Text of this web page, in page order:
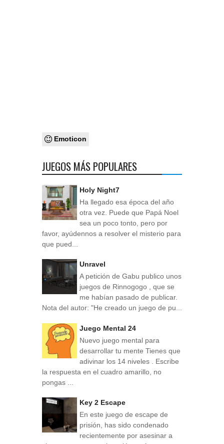
Emoticon
JUEGOS MÁS POPULARES
Holy Night7
Ha llegado esa época del año
otra vez. Puede que Papá Noel
sea un poco tonto, pero por
favor, ayúdennos a resolver el misterio para
que pued...
Unravel
A petición de Gabu publico unos
juegos de Rinnogogo , que se
me habían pasado de publicar.
Nota del autor: "He creado un juego de pu...
Juego Mental 24
Nuevo juego mental para
desarrollar tu mente Tienes que
adivinar los 14 niveles . Escribe
la respuesta en el cuadro amarillo, no
pongas ...
Key 2 Escape
En este juego de escape de
prisión, has sido condenado
recientemente por asesinar a